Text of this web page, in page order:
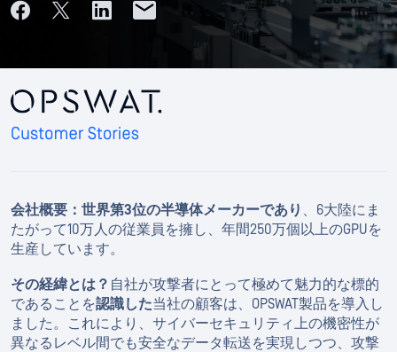
会社概要：世界第3位の半導体メーカーであり 、6大陸にま
たがって10万人の従業員を擁し、年間250万個以上のGPUを
生産しています。
その経緯とは？ 自社が攻撃者にとって極めて魅力的な標的
であることを認識した当社の顧客は、OPSWAT製品を導入し
ました。これにより、サイバーセキュリティ上の機密性が
異なるレベル間でも安全なデータ転送を実現しつつ、攻撃